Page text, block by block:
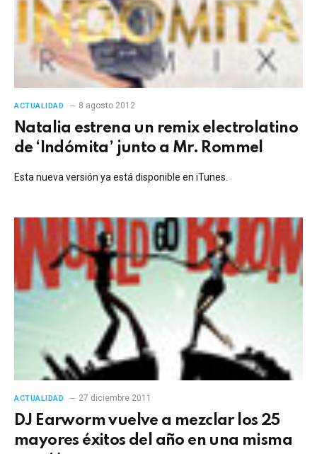
ACTUALIDAD 8 agosto 2012
Natalia estrena un remix electrolatino
de ‘Indómita’ junto a Mr. Rommel
Esta nueva versión ya está disponible en iTunes.
ACTUALIDAD 27 diciembre 2011
DJ Earworm vuelve a mezclar los 25
mayores éxitos del año en una misma